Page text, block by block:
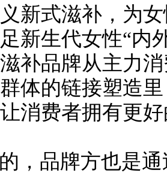
新式滋补，为
新生代女性“内
补品牌从主力
体的链接塑造
消费者拥有更
，品牌方也是